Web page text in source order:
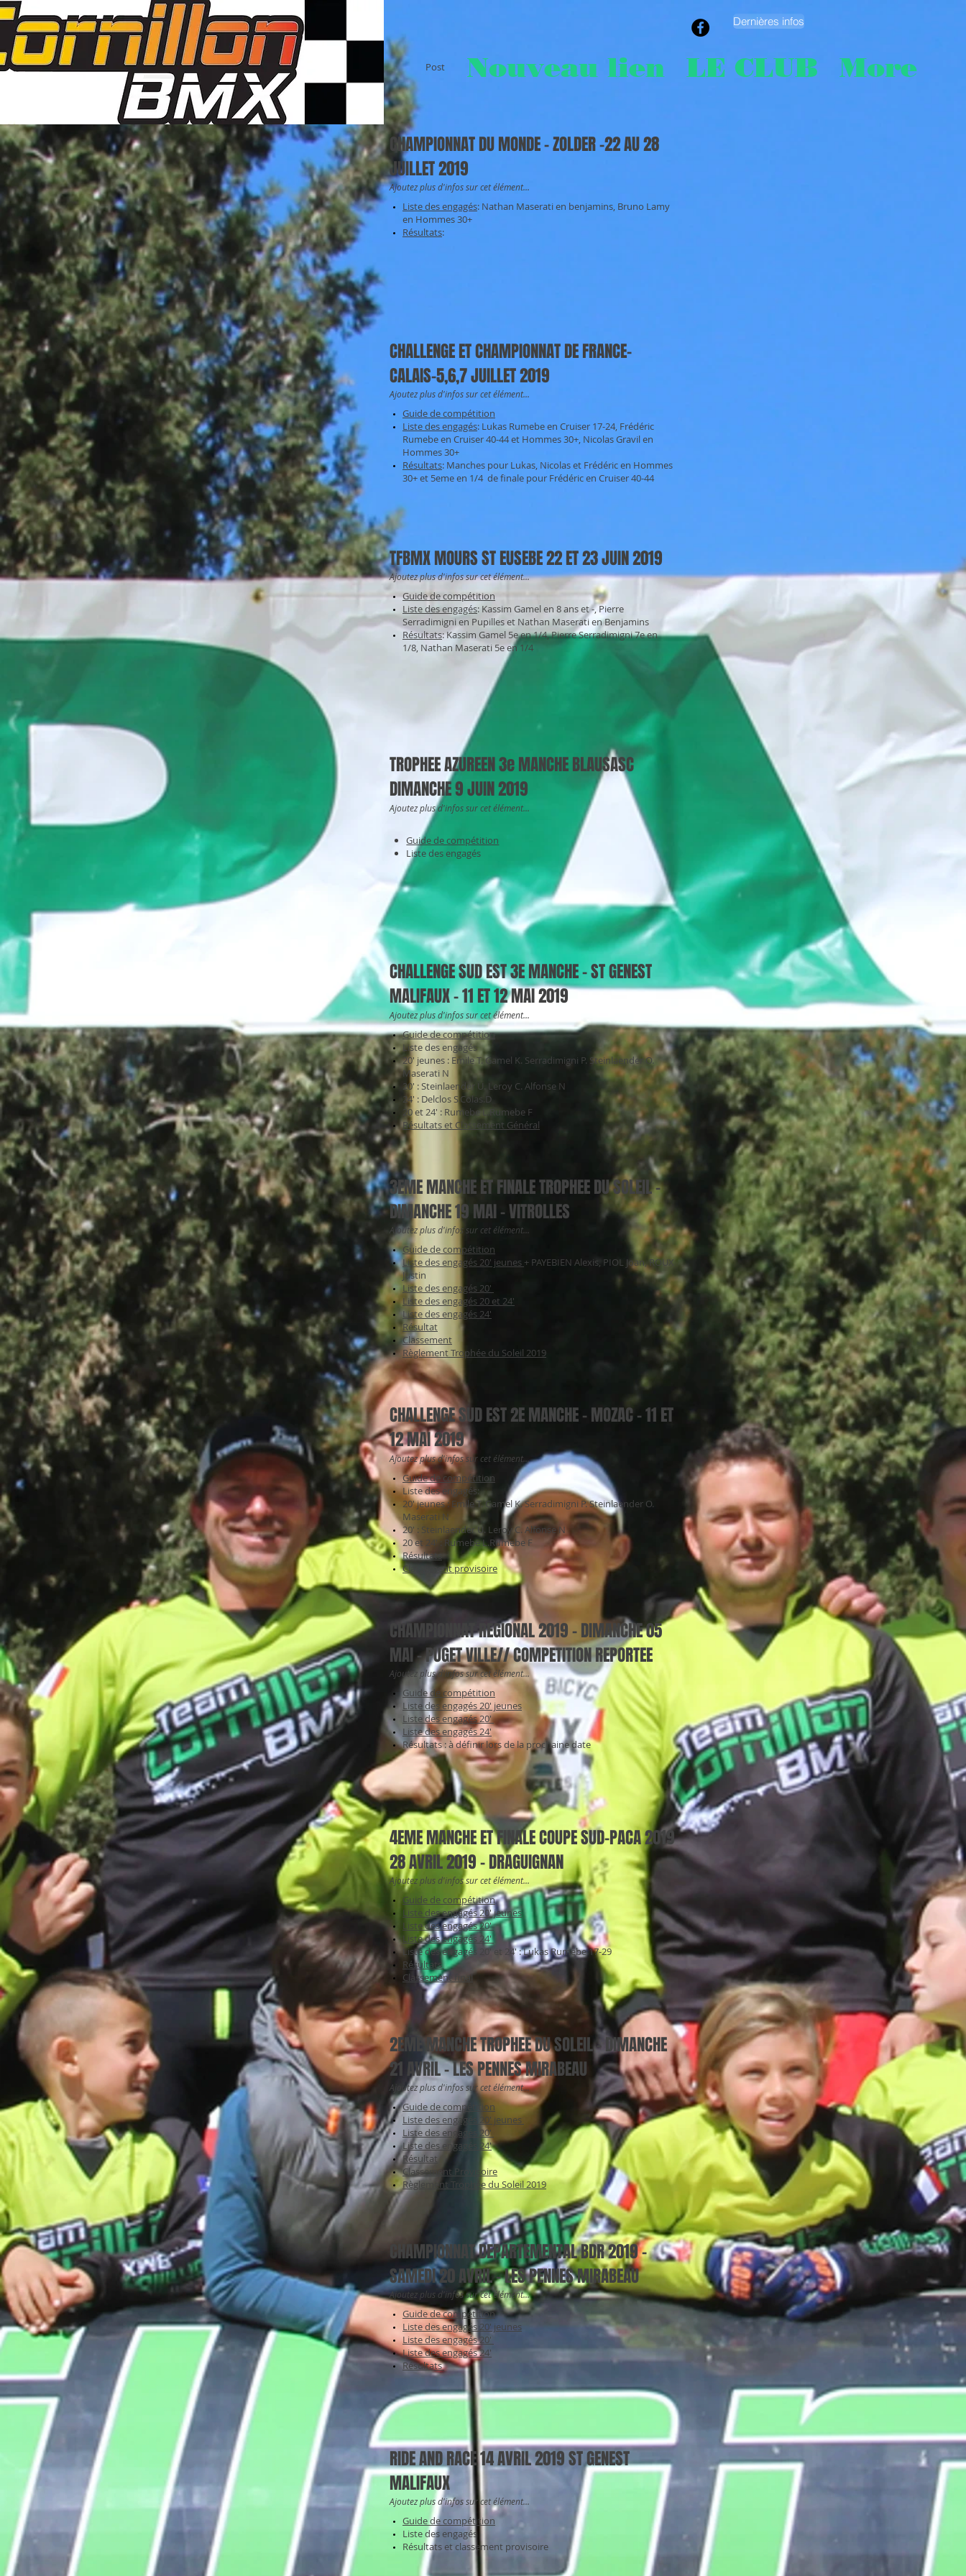
Dernières infos
Nouveau lien LE CLUB More
Post
CHAMPIONNAT DU MONDE - ZOLDER -22 AU 28
JUILLET 2019
Ajoutez plus d'infos sur cet élément...
Liste des engagés: Nathan Maserati en benjamins, Bruno Lamy
en Hommes 30+
Résultats:
CHALLENGE ET CHAMPIONNAT DE FRANCE-
CALAIS-5,6,7 JUILLET 2019
Ajoutez plus d'infos sur cet élément...
Guide de compétition
Liste des engagés: Lukas Rumebe en Cruiser 17-24, Frédéric
Rumebe en Cruiser 40-44 et Hommes 30+, Nicolas Gravil en
Hommes 30+
Résultats: Manches pour Lukas, Nicolas et Frédéric en Hommes
30+ et 5eme en 1/4 de finale pour Frédéric en Cruiser 40-44
TFBMX MOURS ST EUSEBE 22 ET 23 JUIN 2019
Ajoutez plus d'infos sur cet élément...
Guide de compétition
Liste des engagés: Kassim Gamel en 8 ans et -, Pierre
Serradimigni en Pupilles et Nathan Maserati en Benjamins
Résultats: Kassim Gamel 5e en 1/4, Pierre Serradimigni 7e en
1/8, Nathan Maserati 5e en 1/4
TROPHEE AZUREEN 3e MANCHE BLAUSASC
DIMANCHE 9 JUIN 2019
Ajoutez plus d'infos sur cet élément...
Guide de compétition
Liste des engagés
CHALLENGE SUD EST 3E MANCHE - ST GENEST
MALIFAUX - 11 ET 12 MAI 2019
Ajoutez plus d'infos sur cet élément...
Guide de compétition
Liste des engagés
20' jeunes : Emile T. Gamel K. Serradimigni P. Steinlaender O.
Maserati N
20' : Steinlaender U. Leroy C. Alfonse N
24' : Delclos S.Colas.D
20 et 24' : Rumebe L.Rumebe F
Résultats et Classement Général
3EME MANCHE ET FINALE TROPHEE DU SOLEIL -
DIMANCHE 19 MAI - VITROLLES
Ajoutez plus d'infos sur cet élément...
Guide de compétition
Liste des engagés 20' jeunes + PAYEBIEN Alexis, PIOL Joan, ROUX
Justin
Liste des engagés 20'
Liste des engagés 20 et 24'
Liste des engagés 24'
Résultat
Classement
Règlement Trophée du Soleil 2019
CHALLENGE SUD EST 2E MANCHE - MOZAC - 11 ET
12 MAI 2019
Ajoutez plus d'infos sur cet élément...
Guide de compétition
Liste des engagés:
20' jeunes : Emile T. Gamel K. Serradimigni P. Steinlaender O.
Maserati N
20' : Steinlaender U. Leroy C. Alfonse N
20 et 24' : Rumebe L.Rumebe F
Résultats
Classement provisoire
CHAMPIONNAT REGIONAL 2019 - DIMANCHE 05
MAI - PUGET VILLE// COMPETITION REPORTEE
Ajoutez plus d'infos sur cet élément...
Guide de compétition
Liste des engagés 20' jeunes
Liste des engagés 20'
Liste des engagés 24'
Résultats : à définir lors de la prochaine date
4EME MANCHE ET FINALE COUPE SUD-PACA 2019
28 AVRIL 2019 - DRAGUIGNAN
Ajoutez plus d'infos sur cet élément...
Guide de compétition
Liste des engagés 20' jeunes
Liste des engagés 20'
Liste des engagés 24'
Liste des engagés 20' et 24' : Lukas Rumebe 17-29
Résultats
Classement final
2EME MANCHE TROPHEE DU SOLEIL - DIMANCHE
21 AVRIL - LES PENNES MIRABEAU
Ajoutez plus d'infos sur cet élément...
Guide de compétition
Liste des engagés 20' jeunes
Liste des engagés 20'
Liste des engagés 24'
Résultat
Classement Provisoire
Règlement Trophée du Soleil 2019
CHAMPIONNAT DEPARTEMENTAL BDR 2019 -
SAMEDI 20 AVRIL - LES PENNES MIRABEAU
Ajoutez plus d'infos sur cet élément...
Guide de compétition
Liste des engagés 20' jeunes
Liste des engagés 20'
Liste des engagés 24'
Résultats
RIDE AND RACE 14 AVRIL 2019 ST GENEST
MALIFAUX
Ajoutez plus d'infos sur cet élément...
Guide de compétition
Liste des engagés
Résultats et classement provisoire